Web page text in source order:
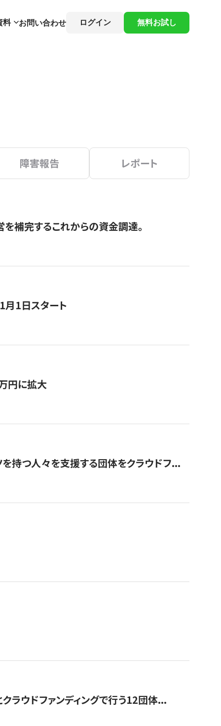
料 お問い合わせ ログイン 無料お試し
障害報告 レポート
補完するこれからの資金調達。
月1日スタート
円に拡大
持つ人々を支援する団体をクラウドフ...
クラウドファンディングで行う12団体...